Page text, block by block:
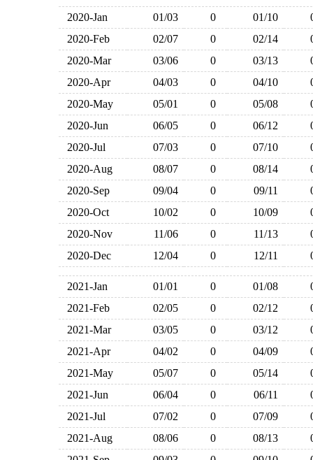
2020-Jan 01/03 0 01/10
2020-Feb
02/07 0 02/14
2020-Mar
03/06 0 03/13
2020-Apr
04/03 0 04/10
2020-May
05/01 0 05/08
2020-Jun
06/05 0 06/12
2020-Jul
07/03 0 07/10
2020-Aug
08/07 0 08/14
2020-Sep
09/04 0 09/11
2020-Oct
10/02 0 10/09
2020-Nov
11/06 0 11/13
2020-Dec
12/04 0 12/11
2021-Jan 01/01 0 01/08
2021-Feb
02/05 0 02/12
2021-Mar
03/05 0 03/12
2021-Apr
04/02 0 04/09
2021-May
05/07 0 05/14
2021-Jun
06/04 0 06/11
2021-Jul
07/02 0 07/09
2021-Aug
08/06 0 08/13